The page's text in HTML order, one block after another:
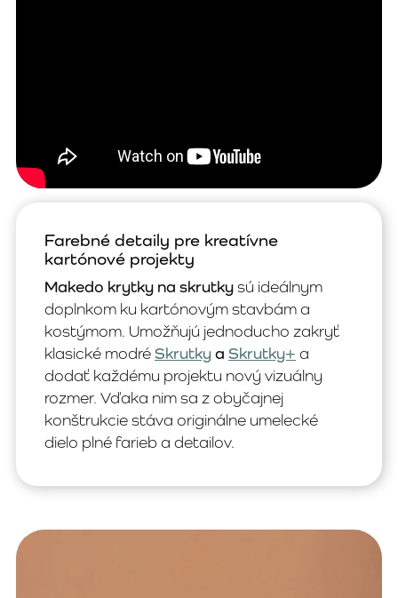
Farebné detaily pre kreatívne
kartónové projekty
Makedo krytky na skrutkysú ideálnym
doplnkom ku kartónovým stavbám a
kostýmom. Umožňujú jednoducho zakryť
klasické modréSkrutkya Skrutky+ a
dodať každému projektu nový vizuálny
rozmer. Vďaka nim sa z obyčajnej
konštrukcie stáva originálne umelecké
dielo plné farieb a detailov.